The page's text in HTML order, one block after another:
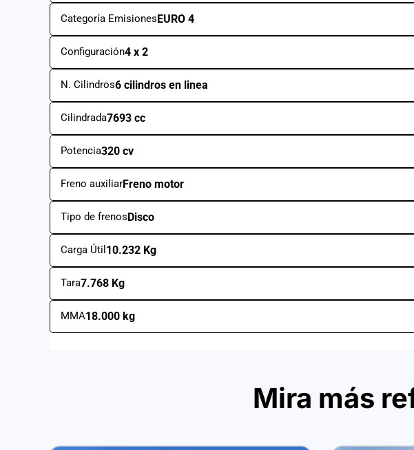
Categoría EmisionesEURO 4
Configuración4 x 2
N. Cilindros6 cilindros en linea
Cilindrada7693 cc
Potencia320 cv
Freno auxiliarFreno motor
Tipo de frenosDisco
Carga Útil 10.232 Kg
Tara7.768 Kg
MMA18.000 kg
Mira más